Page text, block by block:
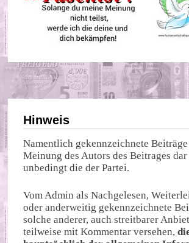
Hinweis
Namentlich gekennzeichnete
Meinung des Autors des Beitrages
unbedingt die der Partei.
Vom Admin als Nachgelesen,
oder anderweitig gekennzeichnete
solche anderer, auch streitbarer
teilweise mit Kommentar versehen,